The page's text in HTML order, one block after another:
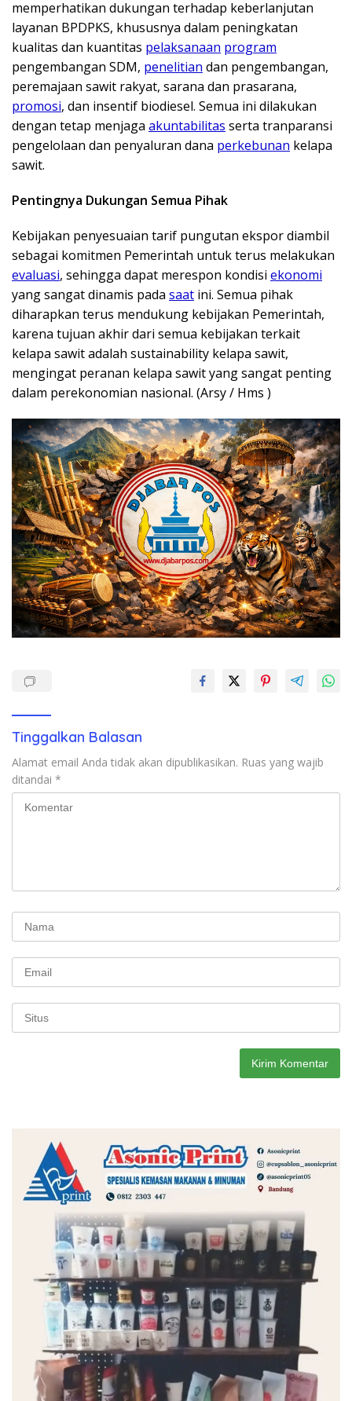
memperhatikan dukungan terhadap keberlanjutan
layanan BPDPKS, khususnya dalam peningkatan
kualitas dan kuantitas pelaksanaan program
pengembangan SDM, penelitian dan pengembangan,
peremajaan sawit rakyat, sarana dan prasarana,
promosi, dan insentif biodiesel. Semua ini dilakukan
dengan tetap menjaga akuntabilitas serta tranparansi
pengelolaan dan penyaluran dana perkebunan kelapa
sawit.
Pentingnya Dukungan Semua Pihak
Kebijakan penyesuaian tarif pungutan ekspor diambil
sebagai komitmen Pemerintah untuk terus melakukan
evaluasi, sehingga dapat merespon kondisi ekonomi
yang sangat dinamis pada saat ini. Semua pihak
diharapkan terus mendukung kebijakan Pemerintah,
karena tujuan akhir dari semua kebijakan terkait
kelapa sawit adalah sustainability kelapa sawit,
mengingat peranan kelapa sawit yang sangat penting
dalam perekonomian nasional. (Arsy / Hms )
Tinggalkan Balasan
Alamat email Anda tidak akan dipublikasikan. Ruas yang wajib
ditandai *